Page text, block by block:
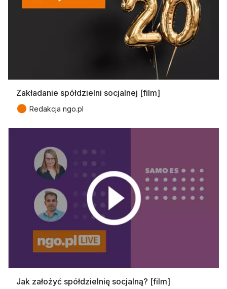
Zakładanie spółdzielni socjalnej [film]
● Redakcja ngo.pl
Jak założyć spółdzielnię socjalną? [film]